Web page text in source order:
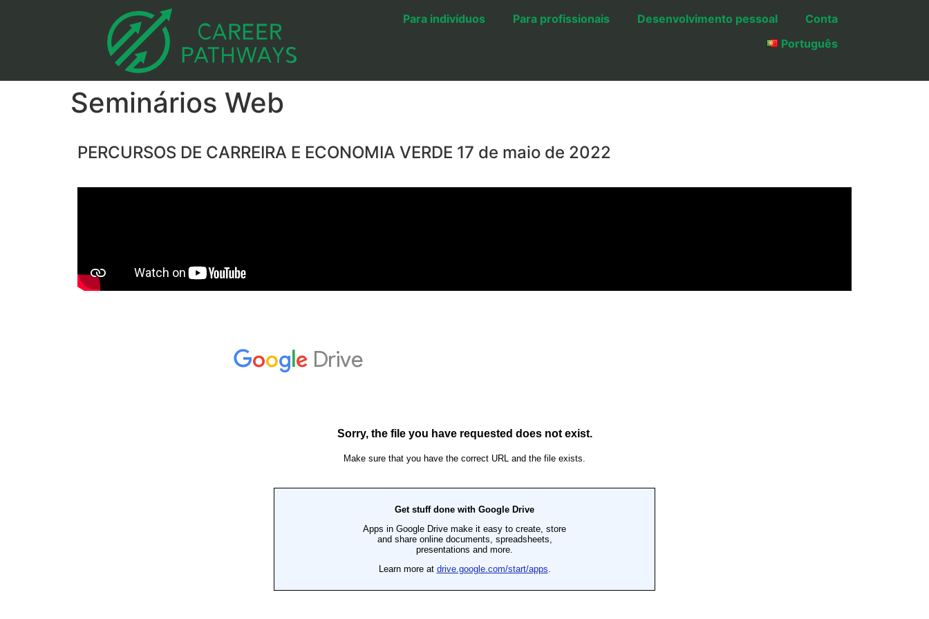
Para indivíduos Para profissionais Desenvolvimento pessoal
Conta
Português
Seminários Web
PERCURSOS DE CARREIRA E ECONOMIA VERDE 17 de maio de 2022